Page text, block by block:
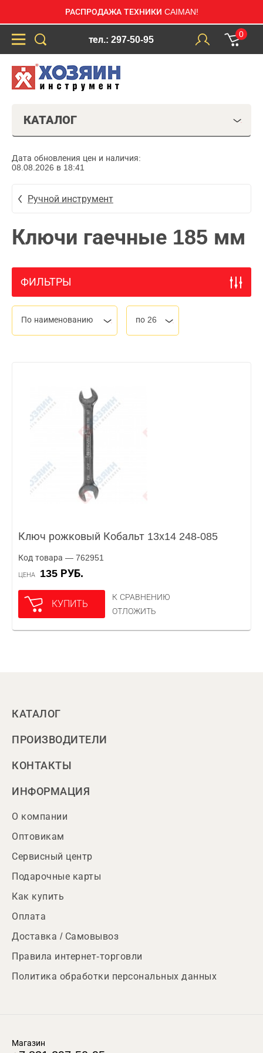
РАСПРОДАЖА ТЕХНИКИ CAIMAN!
тел.: 297-50-95
0
КАТАЛОГ
Дата обновления цен и наличия:
08.08.2026 в 18:41
Ручной инструмент
Ключи гаечные 185 мм
ФИЛЬТРЫ
По наименованию по 26
Ключ рожковый Кобальт 13x14 248-085
Код товара — 762951
ЦЕНА 135 РУБ.
КУПИТЬ
К СРАВНЕНИЮ
ОТЛОЖИТЬ
КАТАЛОГ
ПРОИЗВОДИТЕЛИ
КОНТАКТЫ
ИНФОРМАЦИЯ
О компании
Оптовикам
Сервисный центр
Подарочные карты
Как купить
Оплата
Доставка / Самовывоз
Правила интернет-торговли
Политика обработки персональных данных
Магазин